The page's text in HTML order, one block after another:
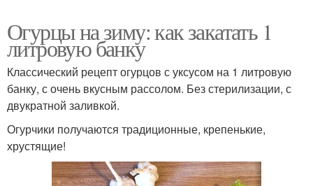
Огурцы на зиму: как закатать 1
литровую банку
Классический рецепт огурцов с уксусом на 1 литровую
банку, с очень вкусным рассолом. Без стерилизации, с
двукратной заливкой.
Огурчики получаются традиционные, крепенькие,
хрустящие!